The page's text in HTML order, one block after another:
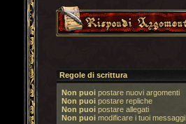
Regole di scrittura
Non puoi postare nuovi argomenti
Non puoi postare repliche
Non puoi postare allegati
Non puoi modificare i tuoi messaggi